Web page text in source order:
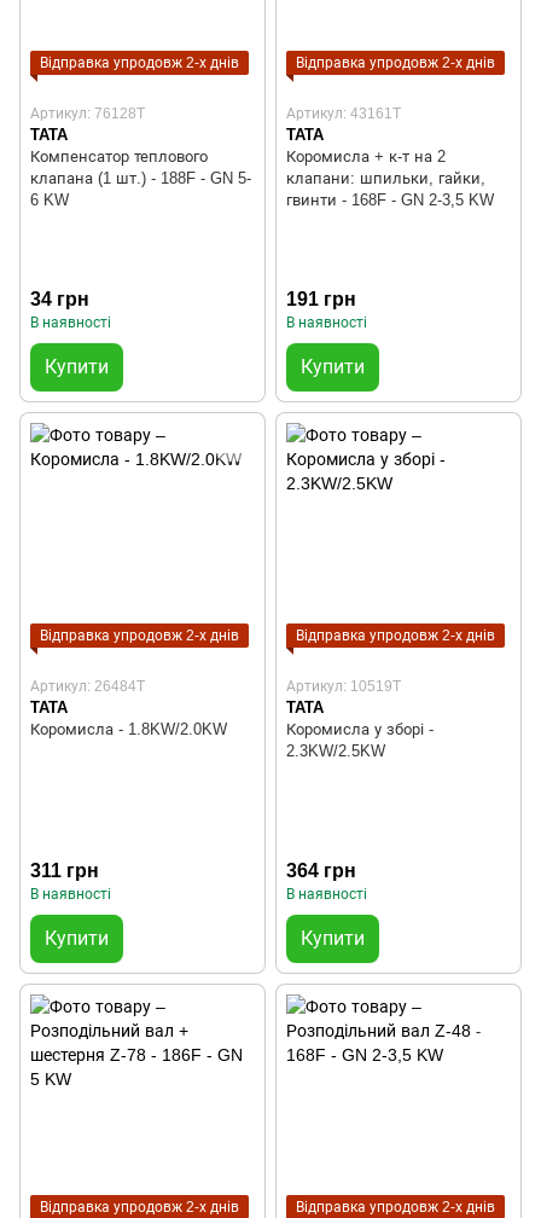
Відправка упродовж 2-х днів
Артикул: 76128T
TATA
Компенсатор теплового
клапана (1 шт.) - 188F - GN 5-
6 KW
34 грн
В наявності
Купити
Відправка упродовж 2-х днів
Артикул: 43161T
TATA
Коромисла + к-т на 2
клапани: шпильки, гайки,
гвинти - 168F - GN 2-3,5 KW
191 грн
В наявності
Купити
Відправка упродовж 2-х днів
Артикул: 26484T
TATA
Коромисла - 1.8KW/2.0KW
311 грн
В наявності
Купити
Відправка упродовж 2-х днів
Артикул: 10519T
TATA
Коромисла у зборі -
2.3KW/2.5KW
364 грн
В наявності
Купити
Відправка упродовж 2-х днів Відправка упродовж 2-х днів